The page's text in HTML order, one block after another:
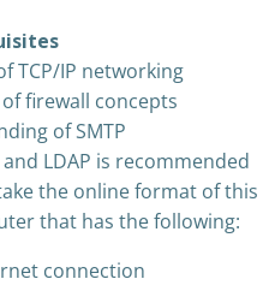
TCP/IP networking
firewall concepts
of SMTP
and LDAP is recommended
the online format of this
that has the following:
connection